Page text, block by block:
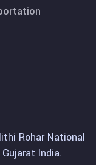
Rohar National
India.